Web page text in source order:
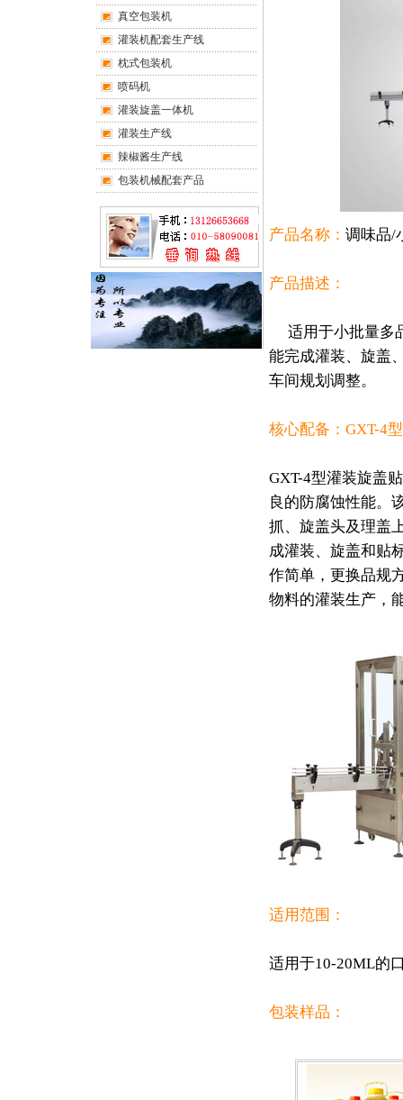
真空包装机
灌装机配套生产线
枕式包装机
喷码机
灌装旋盖一体机
灌装生产线
辣椒酱生产线
包装机械配套产品
产品名称： 调味品/
产品描述：
适用于小批量多
能完成灌装、旋盖
车间规划调整。
核心配备：GXT-4
GXT-4型灌装旋盖
良的防腐蚀性能。
抓、旋盖头及理盖
成灌装、旋盖和贴
作简单，更换品规
物料的灌装生产，
适用范围：
适用于10-20ML的
包装样品：